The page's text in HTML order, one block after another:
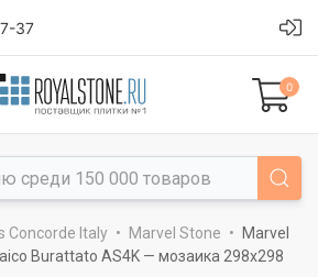
37
0
Concorde Italy Marvel Stone
Marvel
Burattato AS4K — мозаика 298x298